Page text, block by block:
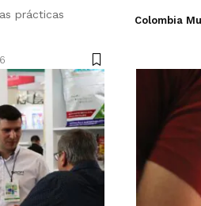
prácticas
Colombia